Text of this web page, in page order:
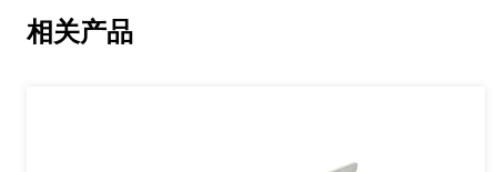
相关产品